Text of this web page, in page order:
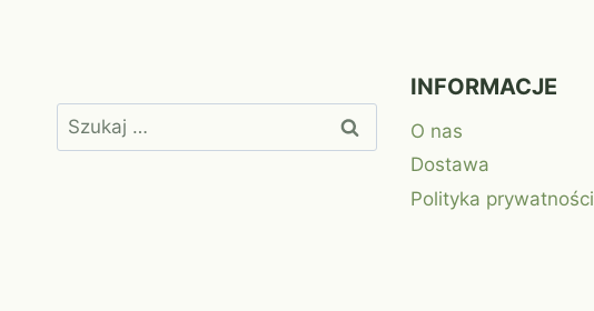
Szukaj:
INFORMACJE
O nas
Dostawa
Polityka prywatności